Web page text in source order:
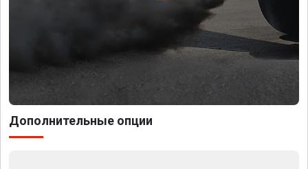
Дополнительные опции